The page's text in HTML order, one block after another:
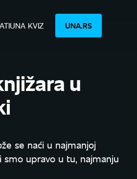
UNA KVIZ UNA.RS
u
se naći u najmanjoj
smo upravo u tu, najmanju